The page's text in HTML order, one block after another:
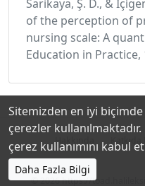
Sarikaya, Ş. D., &
of the perception of
nursing scale: A
Education in Practice,
Hakkında
© 2026https://
Sitemizden en iyi
çerezler kullanılmaktadır.
çerez kullanımını kabul
Daha Fazla Bilgi